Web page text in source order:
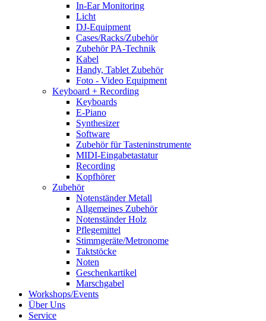
In-Ear Monitoring
Licht
DJ-Equipment
Cases/Racks/Zubehör
Zubehör PA-Technik
Kabel
Handy, Tablet Zubehör
Foto - Video Equipment
Keyboard + Recording
Keyboards
E-Piano
Synthesizer
Software
Zubehör für Tasteninstrumente
MIDI-Eingabetastatur
Recording
Kopfhörer
Zubehör
Notenständer Metall
Allgemeines Zubehör
Notenständer Holz
Pflegemittel
Stimmgeräte/Metronome
Taktstöcke
Noten
Geschenkartikel
Marschgabel
Workshops/Events
Über Uns
Service